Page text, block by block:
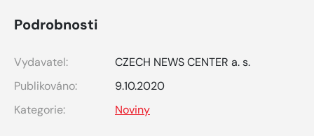
Podrobnosti
Vydavatel:
CZECH NEWS CENTER a. s.
Publikováno:
9.10.2020
Kategorie:
Noviny